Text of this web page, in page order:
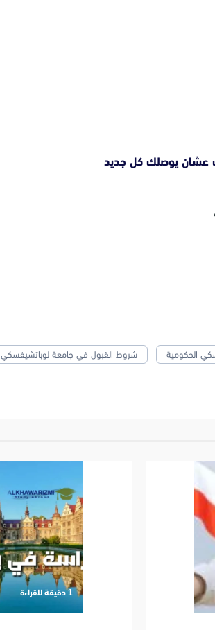
عشان يوصلك كل جديد
الحكومية شروط القبول في جامعة لوباتشيفسكي
‫1 دقيقة للقراءة